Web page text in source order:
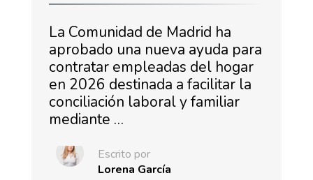
La Comunidad de Madrid ha
aprobado una nueva ayuda para
contratar empleadas del hogar
en 2026 destinada a facilitar la
conciliación laboral y familiar
mediante …
Escrito por
Lorena García